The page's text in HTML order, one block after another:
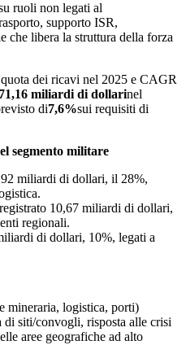
ruoli non legati al
supporto ISR,
che libera la struttura della forza
dei ricavi nel 2025 e CAGR
71,16 miliardi di dollarinel
di7,6%sui requisiti di
segmento militare
miliardi di dollari, il 28%,
10,67 miliardi di dollari,
regionali.
di dollari, 10%, legati a
mineraria, logistica, porti)
di siti/convogli, risposta alle crisi
aree geografiche ad alto